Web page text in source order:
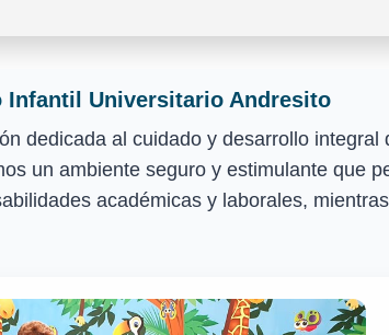
Infantil Universitario Andresito
dedicada al cuidado y desarrollo
un ambiente seguro y estimulante que
académicas y laborales,